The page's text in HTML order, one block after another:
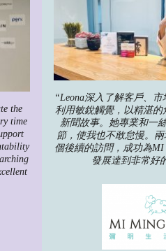
the
time
“Leona深入了解客戶、市
利用敏銳觸覺，以精湛
新聞故事。她專業和一
節，使我也不敢怠慢。兩
個後續的訪問，成功為
發展達到非常好